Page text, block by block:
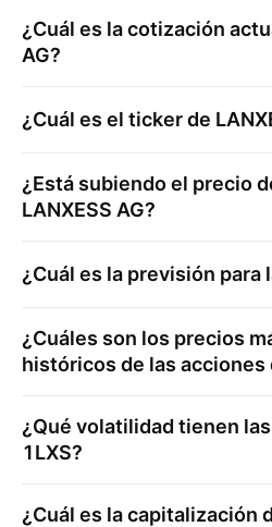
¿Cuál es la cotización
AG?
¿Cuál es el ticker de
¿Está subiendo el precio
LANXESS AG?
¿Cuál es la previsión para
¿Cuáles son los precios
históricos de las acciones
¿Qué volatilidad tienen
1LXS?
¿Cuál es la capitalización